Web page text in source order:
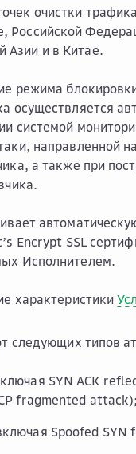
очистки
Российской
Азии и в Китае.
режима
осуществляется
системой
направленной
а также при
Encrypt SSL
Исполнителем.
характеристики
следующих типов
SYN ACK
fragmented attack);
Spoofed SYN